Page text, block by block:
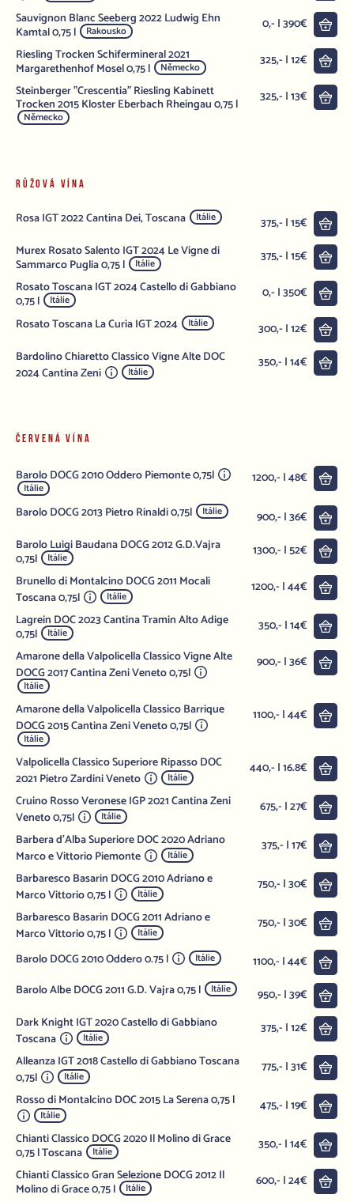
Sauvignon Blanc Seeberg 2022 Ludwig Ehn
Kamtal 0,75 l Rakousko 0,- | 390€
Riesling Trocken Schifermineral 2021
Margarethenhof Mosel 0,75 l Německo 325,- | 12€
Steinberger "Crescentia" Riesling Kabinett
Trocken 2015 Kloster Eberbach Rheingau 0,75 l
Německo
325,- | 13€
RŮŽOVÁ VÍNA
Rosa IGT 2022 Cantina Dei, Toscana Itálie 375,- | 15€
Murex Rosato Salento IGT 2024 Le Vigne di
Sammarco Puglia 0,75 l Itálie 375,- | 15€
Rosato Toscana IGT 2024 Castello di Gabbiano
0,75 l Itálie 0,- | 350€
Rosato Toscana La Curia IGT 2024 Itálie 300,- | 12€
Bardolino Chiaretto Classico Vigne Alte DOC
2024 Cantina Zeni
Itálie
350,- | 14€
ČERVENÁ VÍNA
Barolo DOCG 2010 Oddero Piemonte 0,75l
Itálie
1200,- | 48€
Barolo DOCG 2013 Pietro Rinaldi 0,75l Itálie 900,- | 36€
Barolo Luigi Baudana DOCG 2012 G.D.Vajra
0,75l Itálie 1300,- | 52€
Brunello di Montalcino DOCG 2011 Mocali
Toscana 0,75l
Itálie
1200,- | 44€
Lagrein DOC 2023 Cantina Tramin Alto Adige
0,75l Itálie 350,- | 14€
Amarone della Valpolicella Classico Vigne Alte
DOCG 2017 Cantina Zeni Veneto 0,75l
Itálie
900,- | 36€
Amarone della Valpolicella Classico Barrique
DOCG 2015 Cantina Zeni Veneto 0,75l
Itálie
1100,- | 44€
Valpolicella Classico Superiore Ripasso DOC
2021 Pietro Zardini Veneto
Itálie
440,- | 16.8€
Cruino Rosso Veronese IGP 2021 Cantina Zeni
Veneto 0,75l
Itálie
675,- | 27€
Barbera d'Alba Superiore DOC 2020 Adriano
Marco e Vittorio Piemonte
Itálie
375,- | 17€
Barbaresco Basarin DOCG 2010 Adriano e
Marco Vittorio 0,75 l
Itálie
750,- | 30€
Barbaresco Basarin DOCG 2011 Adriano e
Marco Vittorio 0,75 l
Itálie
750,- | 30€
Barolo DOCG 2010 Oddero 0.75 l Itálie 1100,- | 44€
Barolo Albe DOCG 2011 G.D. Vajra 0,75 l Itálie 950,- | 39€
Dark Knight IGT 2020 Castello di Gabbiano
Toscana
Itálie
375,- | 12€
Alleanza IGT 2018 Castello di Gabbiano Toscana
0,75l
Itálie
775,- | 31€
Rosso di Montalcino DOC 2015 La Serena 0,75 l
Itálie
475,- | 19€
Chianti Classico DOCG 2020 Il Molino di Grace
0,75 l Toscana Itálie 350,- | 14€
Chianti Classico Gran Selezione DOCG 2012 Il
Molino di Grace 0,75 l Itálie 600,- | 24€